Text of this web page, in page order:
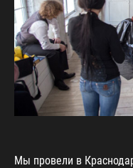
Мы провели в